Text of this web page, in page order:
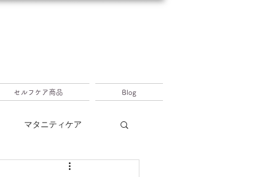
セルフケア商品 Blog
マタニティケア